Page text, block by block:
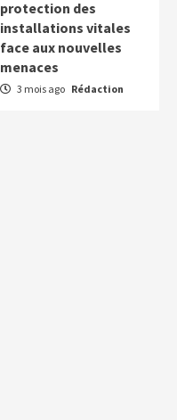
protection des
installations vitales
face aux nouvelles
menaces
3 mois ago Rédaction